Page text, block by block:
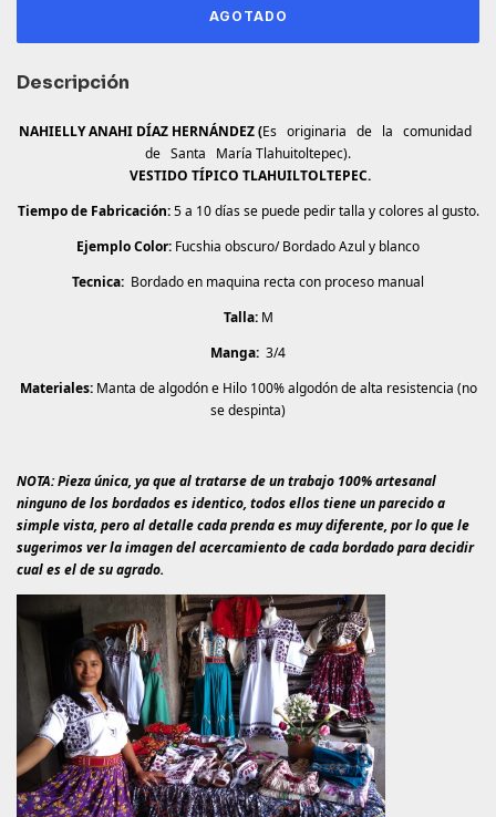
Descripción
NAHIELLY ANAHI DÍAZ HERNÁNDEZ (Es originaria de la comunidad
de Santa María Tlahuitoltepec).
VESTIDO TÍPICO TLAHUILTOLTEPEC.
Tiempo de Fabricación:5 a 10 días se puede pedir talla y colores al gusto.
Ejemplo Color: Fucshia obscuro/ Bordado Azul y blanco
Tecnica: Bordado en maquina recta con proceso manual
Talla: M
Manga: 3/4
Materiales:Manta de algodón e Hilo 100% algodón de alta resistencia (no
se despinta)
NOTA: Pieza única, ya que al tratarse de un trabajo 100% artesanal
ninguno de los bordados es identico, todos ellos tiene un parecido a
simple vista, pero al detalle cada prenda es muy diferente, por lo que le
sugerimos ver la imagen del acercamiento de cada bordado para decidir
cual es el de su agrado.